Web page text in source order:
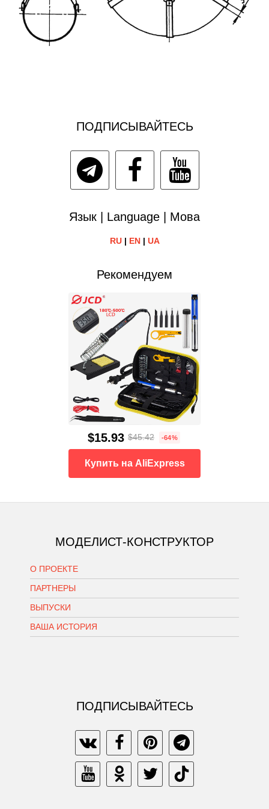
ПОДПИСЫВАЙТЕСЬ
Язык | Language | Мова
RU| EN| UA
Рекомендуем
$15.93 $45.42 -64%
Купить на AliExpress
МОДЕЛИСТ-КОНСТРУКТОР
О ПРОЕКТЕ
ПАРТНЕРЫ
ВЫПУСКИ
ВАША ИСТОРИЯ
ПОДПИСЫВАЙТЕСЬ